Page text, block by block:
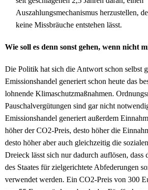
Auszahlungsmechanismus herzustellen,
keine Missbräuche entstehen lässt.
Wie soll es denn sonst gehen, wenn nicht
Die Politik hat sich die Antwort schon selbst
Emissionshandel generiert schon heute das
lohnende Klimaschutzmaßnahmen.
Pauschalvergütungen sind gar nicht
Emissionshandel generiert außerdem
höher der CO2-Preis, desto höher die
desto höher aber auch gleichzeitig die
Dreieck lässt sich nur dadurch auflösen, dass
des Staates für zielgerichtete Abfederungen
verwendet werden. Ein CO2-Preis von 300